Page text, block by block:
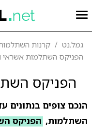
גמל.נט קרנות
הפניקס השתלמות אשראי
הפניקס
הנכם צופים בנתונים
השתלמות, הפניקס